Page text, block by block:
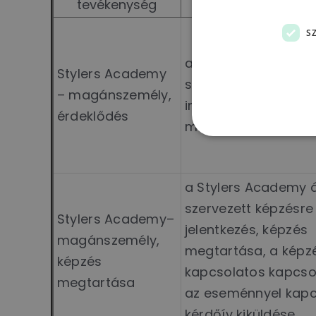
tevékenység
Stylers Academy
– magánszemély,
érdeklődés
a Stylers Academy
szervezett
iránt érdeklődők
megválaszolása
Stylers Academy–
magánszemély,
képzés
megtartása
a Stylers Academy
szervezett képzésre
jelentkezés, képzés
megtartása, a
kapcsolatos
az eseménnyel